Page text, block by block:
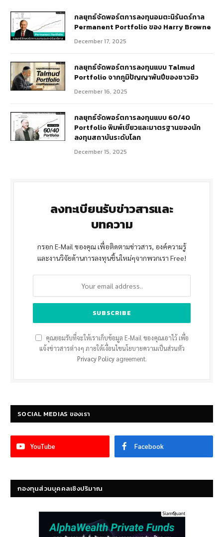
กลยุทธ์​จัดพอร์ตการลงทุนอมตะนิรันดร์กาล
Permanent Portfolio ของ Harry Browne
December 17, 2025
กลยุทธ์จัดพอร์ตการลงทุนแบบ Talmud
Portfolio จากภูมิปัญญาพันปีของชาวยิว
December 16, 2025
กลยุทธ์จัดพอร์ตการลงทุนแบบ 60/40
Portfolio พิมพ์เขียวและมาตรฐานของนัก
ลงทุนสถาบันระดับโลก
December 15, 2025
ลงทะเบียนรับข่าวสารและ
บทความ
กรอก E-Mail ของคุณ เพื่อติดตามข่าวสาร, องค์ความรู้
และงานวิจัยด้านการลงทุนชิ้นใหม่ๆจากพวกเรา Free!
คุณยอมรับที่จะให้เราเก็บข้อมูล E-Mail ของคุณเอาไว้ เพื่อ
แจ้งข่าวสารต่างๆ ภายใต้เงื่อนไขนโยบายความเป็นส่วนตัว
Privacy Policyagreement.
SOCIAL MEDIAS ของเรา
YouTube Facebook
กองทุนส่วนบุคคลเชิงปริมาณ